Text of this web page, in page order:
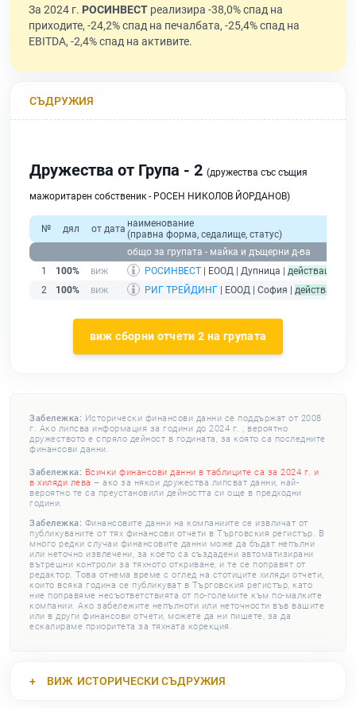
За 2024 г. РОСИНВЕСТ реализира -38,0% спад на
приходите, -24,2% спад на печалбата, -25,4% спад на
EBITDA, -2,4% спад на активите.
СЪДРУЖИЯ
Дружества от Група - 2 (дружества със същия
мажоритарен собственик - РОСЕН НИКОЛОВ ЙОРДАНОВ)
№ дял от дата наименование
(правна форма, седалище, статус)
общо за групата - майка и дъщерни д-ва
1
100% РОСИНВЕСТ | ЕООД | Дупница | действащ
2
100% РИГ ТРЕЙДИНГ | ЕООД | София | действащ
виж сборни отчети 2 на групата
Забележка: Исторически финансови данни се поддържат от 2008
г. Ако липсва информация за години до 2024 г. , вероятно
дружеството е спряло дейност в годината, за която са последните
финансови данни.
Забележка: Всички финансови данни в таблиците са за 2024 г. и
в хиляди лева – ако за някои дружества липсват данни, най-
вероятно те са преустановили дейността си още в предходни
години.
Забележка: Финансовите данни на компаниите се извличат от
публикуваните от тях финансови отчети в Търговския регистър. В
много редки случаи финансовите данни може да бъдат непълни
или неточно извлечени, за което са създадени автоматизирани
вътрешни контроли за тяхното откриване, и те се поправят от
редактор. Това отнема време с оглед на стотиците хиляди отчети,
които всяка година се публикуват в Търговския регистър, като
ние поправяме несъответствията от по-големите към по-малките
компании. Ако забележите непълноти или неточности във вашите
или в други финансови отчети, можете да ни пишете, за да
ескалираме приоритета за тяхната корекция.
ВИЖ ИСТОРИЧЕСКИ СЪДРУЖИЯ